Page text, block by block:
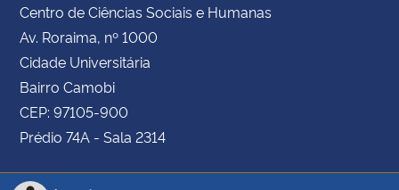
Centro de Ciências Sociais e Humanas
Av. Roraima, nº 1000
Cidade Universitária
Bairro Camobi
CEP: 97105-900
Prédio 74A - Sala 2314